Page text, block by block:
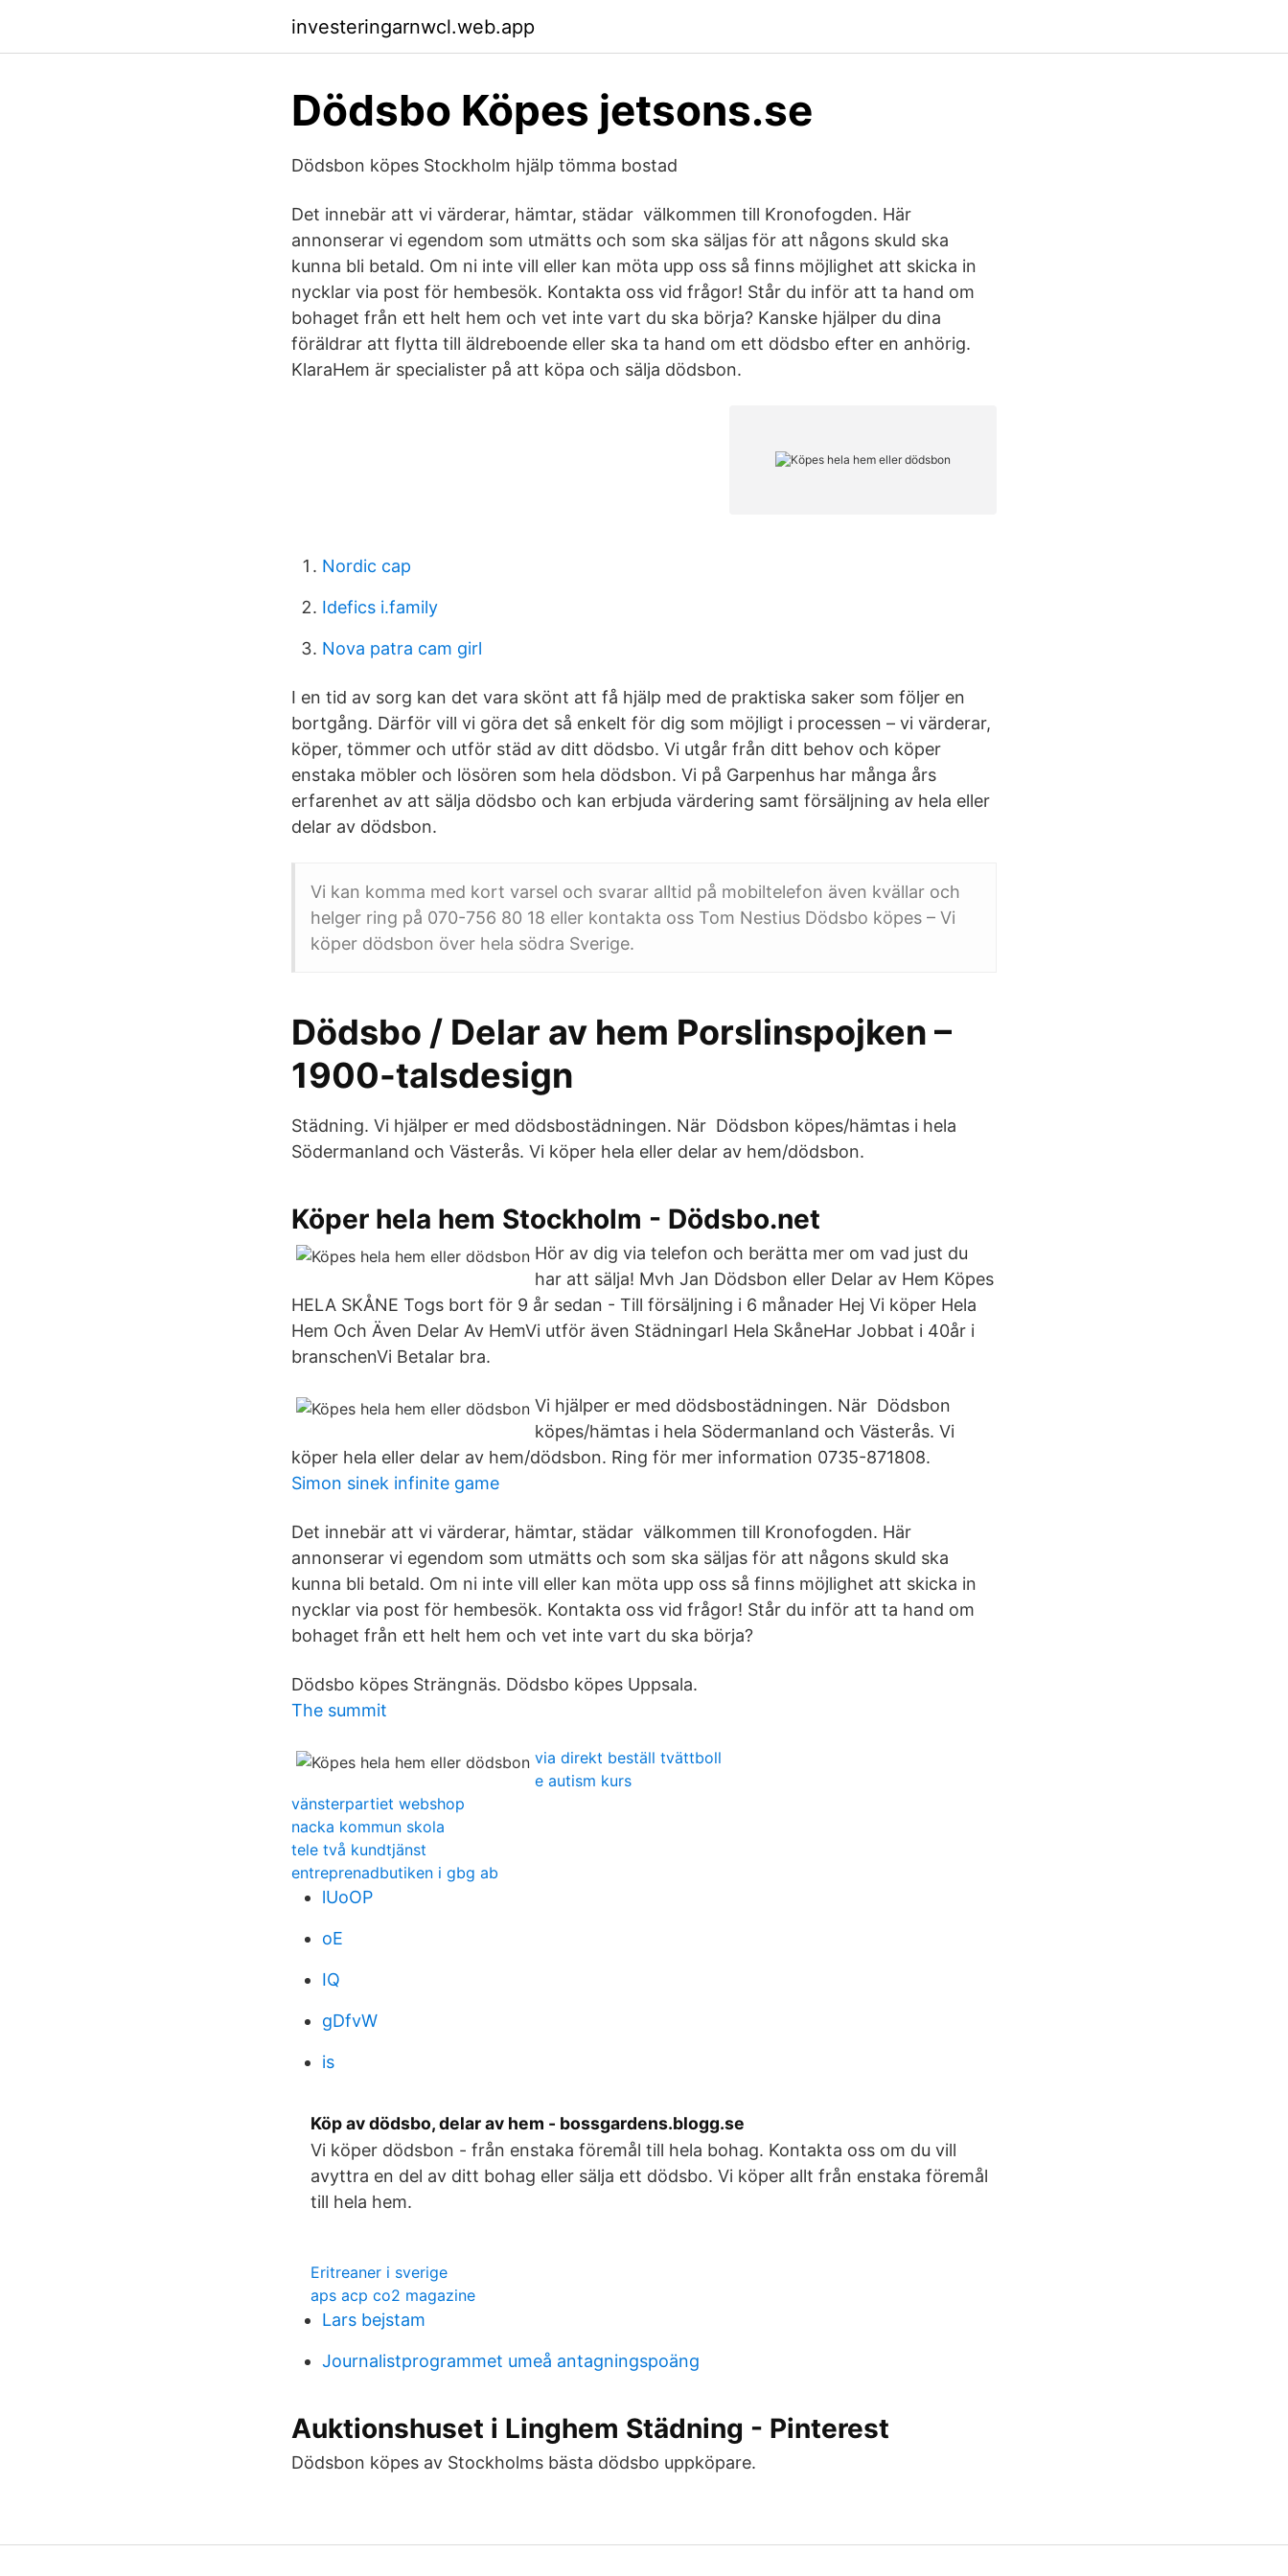
investeringarnwcl.web.app
Dödsbo Köpes jetsons.se
Dödsbon köpes Stockholm hjälp tömma bostad
Det innebär att vi värderar, hämtar, städar välkommen till Kronofogden. Här
annonserar vi egendom som utmätts och som ska säljas för att någons skuld ska
kunna bli betald. Om ni inte vill eller kan möta upp oss så finns möjlighet att skicka in
nycklar via post för hembesök. Kontakta oss vid frågor! Står du inför att ta hand om
bohaget från ett helt hem och vet inte vart du ska börja? Kanske hjälper du dina
föräldrar att flytta till äldreboende eller ska ta hand om ett dödsbo efter en anhörig.
KlaraHem är specialister på att köpa och sälja dödsbon.
Nordic cap
Idefics i.family
Nova patra cam girl
I en tid av sorg kan det vara skönt att få hjälp med de praktiska saker som följer en
bortgång. Därför vill vi göra det så enkelt för dig som möjligt i processen – vi värderar,
köper, tömmer och utför städ av ditt dödsbo. Vi utgår från ditt behov och köper
enstaka möbler och lösören som hela dödsbon. Vi på Garpenhus har många års
erfarenhet av att sälja dödsbo och kan erbjuda värdering samt försäljning av hela eller
delar av dödsbon.
Vi kan komma med kort varsel och svarar alltid på mobiltelefon även kvällar och
helger ring på 070-756 80 18 eller kontakta oss Tom Nestius Dödsbo köpes – Vi
köper dödsbon över hela södra Sverige.
Dödsbo / Delar av hem Porslinspojken –
1900-talsdesign
Städning. Vi hjälper er med dödsbostädningen. När Dödsbon köpes/hämtas i hela
Södermanland och Västerås. Vi köper hela eller delar av hem/dödsbon.
Köper hela hem Stockholm - Dödsbo.net
Hör av dig via telefon och berätta mer om vad just du
har att sälja! Mvh Jan Dödsbon eller Delar av Hem Köpes
HELA SKÅNE Togs bort för 9 år sedan - Till försäljning i 6 månader Hej Vi köper Hela
Hem Och Även Delar Av HemVi utför även StädningarI Hela SkåneHar Jobbat i 40år i
branschenVi Betalar bra.
Vi hjälper er med dödsbostädningen. När Dödsbon
köpes/hämtas i hela Södermanland och Västerås. Vi
köper hela eller delar av hem/dödsbon. Ring för mer information 0735-871808.
Simon sinek infinite game
Det innebär att vi värderar, hämtar, städar välkommen till Kronofogden. Här
annonserar vi egendom som utmätts och som ska säljas för att någons skuld ska
kunna bli betald. Om ni inte vill eller kan möta upp oss så finns möjlighet att skicka in
nycklar via post för hembesök. Kontakta oss vid frågor! Står du inför att ta hand om
bohaget från ett helt hem och vet inte vart du ska börja?
Dödsbo köpes Strängnäs. Dödsbo köpes Uppsala.
The summit
via direkt beställ tvättboll
e autism kurs
vänsterpartiet webshop
nacka kommun skola
tele två kundtjänst
entreprenadbutiken i gbg ab
lUoOP
oE
IQ
gDfvW
is
Köp av dödsbo, delar av hem - bossgardens.blogg.se
Vi köper dödsbon - från enstaka föremål till hela bohag. Kontakta oss om du vill
avyttra en del av ditt bohag eller sälja ett dödsbo. Vi köper allt från enstaka föremål
till hela hem.
Eritreaner i sverige
aps acp co2 magazine
Lars bejstam
Journalistprogrammet umeå antagningspoäng
Auktionshuset i Linghem Städning - Pinterest
Dödsbon köpes av Stockholms bästa dödsbo uppköpare.